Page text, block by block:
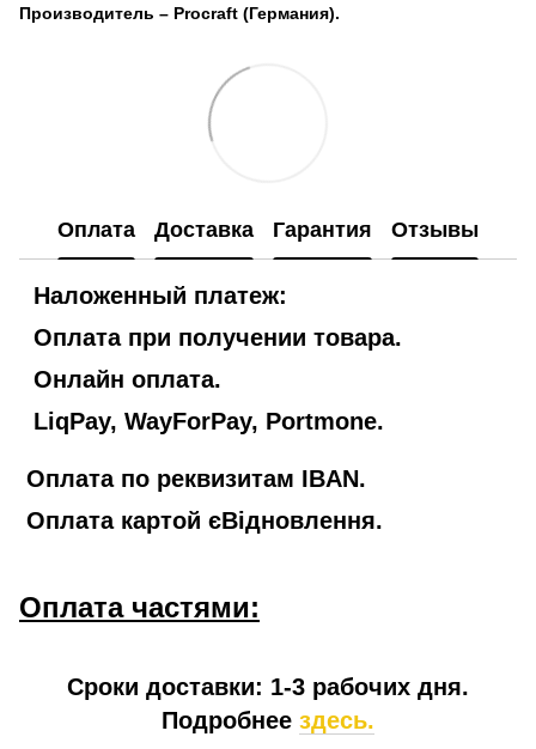
Производитель – Procraft (Германия).
Оплата Доставка Гарантия Отзывы
Наложенный платеж:
Оплата при получении товара.
Онлайн оплата.
LiqPay, WayForPay, Portmone.
Оплата по реквизитам IBAN.
Оплата картой єВідновлення.
Оплата частями:
Сроки доставки: 1-3 рабочих дня.
Подробнее здесь.